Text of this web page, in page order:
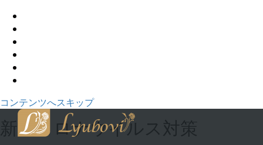
コンテンツへスキップ
新型コロナウイルス対策